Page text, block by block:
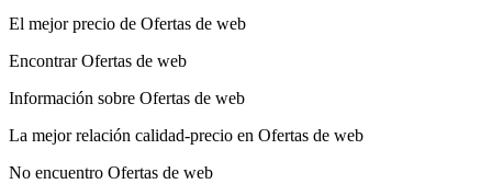
El mejor precio de Ofertas de web
Encontrar Ofertas de web
Información sobre Ofertas de web
La mejor relación calidad-precio en Ofertas de web
No encuentro Ofertas de web